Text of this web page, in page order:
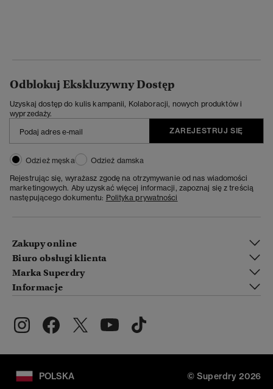
Odblokuj Ekskluzywny Dostęp
Uzyskaj dostęp do kulis kampanii, Kolaboracji, nowych produktów i
wyprzedaży.
ZAREJESTRUJ SIĘ
Odzież męska
Odzież damska
Rejestrując się, wyrażasz zgodę na otrzymywanie od nas wiadomości
marketingowych. Aby uzyskać więcej informacji, zapoznaj się z treścią
następującego dokumentu: Polityka prywatności
Zakupy online
Biuro obsługi klienta
Marka Superdry
Informacje
POLSKA © Superdry 2026